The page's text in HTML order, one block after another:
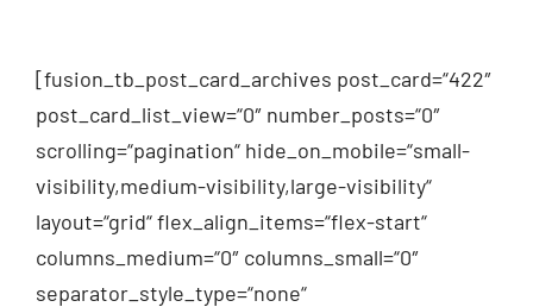
[fusion_tb_post_card_archives post_card=“422″
post_card_list_view=“0″ number_posts=“0″
scrolling=“pagination“ hide_on_mobile=“small-
visibility,medium-visibility,large-visibility“
layout=“grid“ flex_align_items=“flex-start“
columns_medium=“0″ columns_small=“0″
separator_style_type=“none“